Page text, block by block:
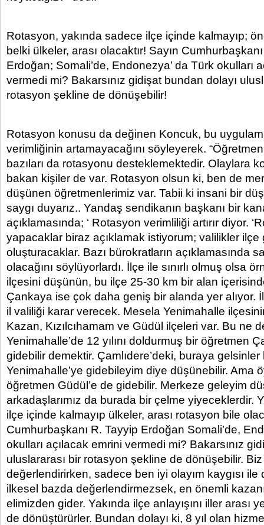
Rotasyon, yakında sadece ilçe içinde kalmayıp;
belki ülkeler, arası olacaktır! Sayın
Erdoğan; Somali’de, Endonezya’ da Türk okulları
vermedi mi? Bakarsınız gidişat bundan dolayı
rotasyon şekline de dönüşebilir!
Rotasyon konusu da değinen Koncuk, bu
verimliğinin artamayacağını söyleyerek. “Öğretmen
bazıları da rotasyonu desteklemektedir. Olaylara
bakan kişiler de var. Rotasyon olsun ki, ben de
düşünen öğretmenlerimiz var. Tabii ki insani bir
saygı duyarız.. Yandaş sendikanın başkanı bir
açıklamasında; ‘ Rotasyon verimliliği artırır diyor.
yapacaklar biraz açıklamak istiyorum; valilikler ilçe
oluşturacaklar. Bazı bürokratların açıklamasında
olacağını söylüyorlardı. İlçe ile sınırlı olmuş olsa
ilçesini düşünün, bu ilçe 25-30 km bir alan
Çankaya ise çok daha geniş bir alanda yer alıyor.
il valiliği karar verecek. Mesela Yenimahalle
Kazan, Kızılcıhamam ve Güdül ilçeleri var. Bu ne
Yenimahalle’de 12 yılını doldurmuş bir öğretmen
gidebilir demektir. Çamlıdere’deki, buraya
Yenimahalle’ye gidebileyim diye düşünebilir. Ama
öğretmen Güdül’e de gidebilir. Merkeze geleyim
arkadaşlarımız da burada bir çelme yiyeceklerdir.
ilçe içinde kalmayıp ülkeler, arası rotasyon bile
Cumhurbaşkanı R. Tayyip Erdoğan Somali’de,
okulları açılacak emrini vermedi mi? Bakarsınız
uluslararası bir rotasyon şekline de dönüşebilir. Biz
değerlendirirken, sadece ben iyi olayım kaygısı ile
ilkesel bazda değerlendirmezsek, en önemli
elimizden gider. Yakında ilçe anlayışını iller arası
de dönüştürürler. Bundan dolayı ki, 8 yıl olan